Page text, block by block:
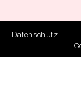
Datenschutz